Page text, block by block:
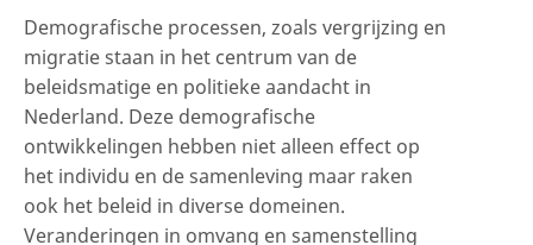
Demografische processen, zoals vergrijzing en
migratie staan in het centrum van de
beleidsmatige en politieke aandacht in
Nederland. Deze demografische
ontwikkelingen hebben niet alleen effect op
het individu en de samenleving maar raken
ook het beleid in diverse domeinen.
Veranderingen in omvang en samenstelling